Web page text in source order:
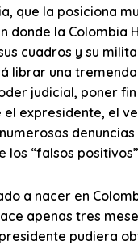
que la posiciona
donde la
cuadros y su
librar una
judicial, poner
expresidente, el
los “falsos
a nacer en
apenas tres
pudiera